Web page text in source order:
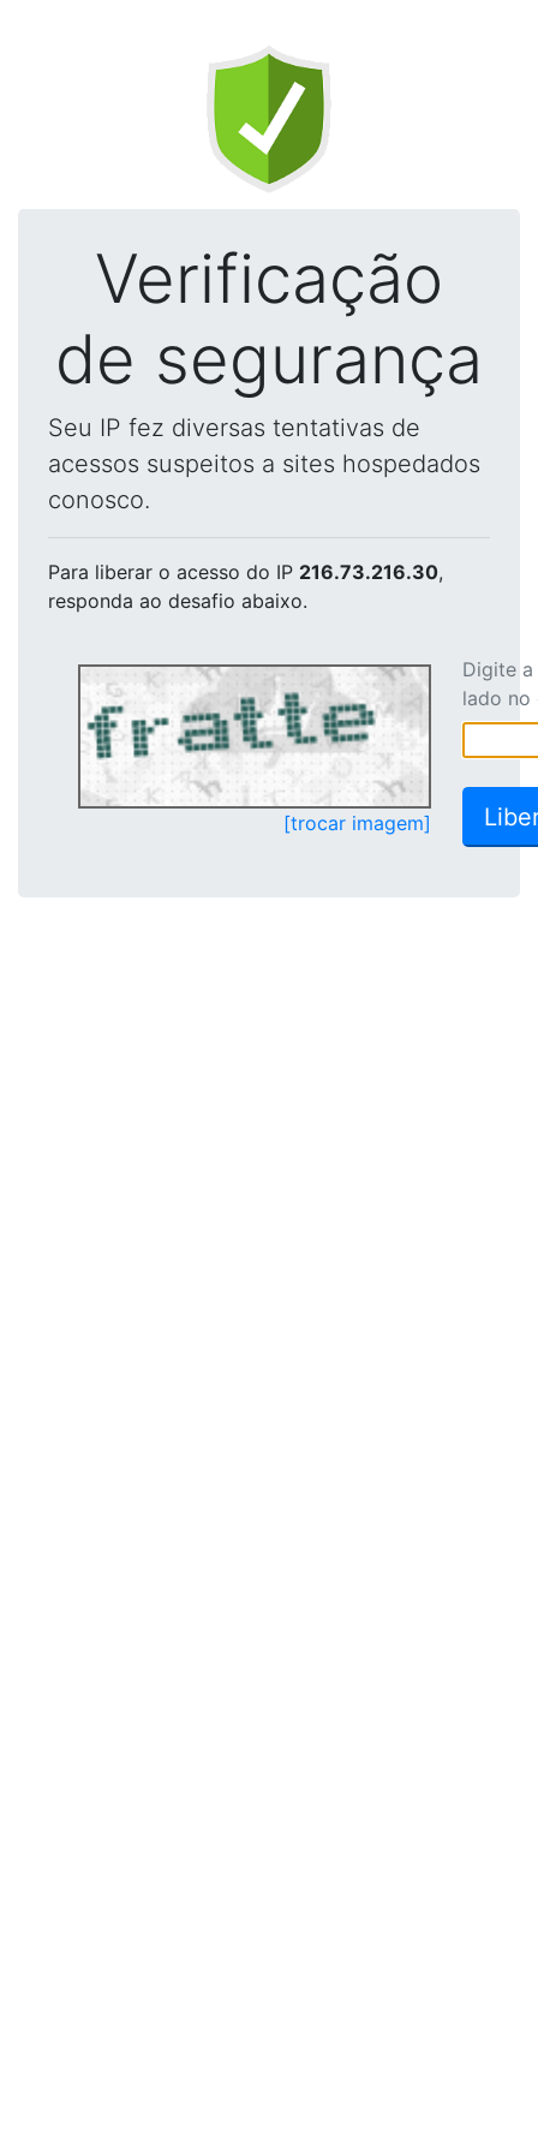
Verificação
de segurança
Seu IP fez diversas tentativas de
acessos suspeitos a sites hospedados
conosco.
Para liberar o acesso do IP 216.73.216.30,
responda ao desafio abaixo.
[trocar imagem]
Digite
lado no